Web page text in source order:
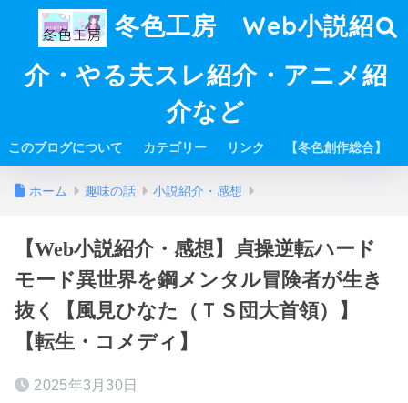
冬色工房 Web小説紹
介・やる夫スレ紹介・アニメ紹
介など
このブログについて カテゴリー リンク 【冬色創作総合】
ホーム 趣味の話 小説紹介・感想
【Web小説紹介・感想】貞操逆転ハード
モード異世界を鋼メンタル冒険者が生き
抜く【風見ひなた（ＴＳ団大首領）】
【転生・コメディ】
2025年3月30日